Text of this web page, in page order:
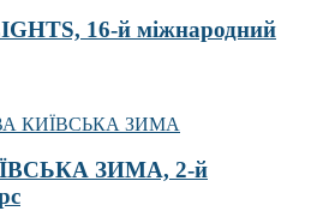
16-й міжнародний
ЗИМА, 2-й